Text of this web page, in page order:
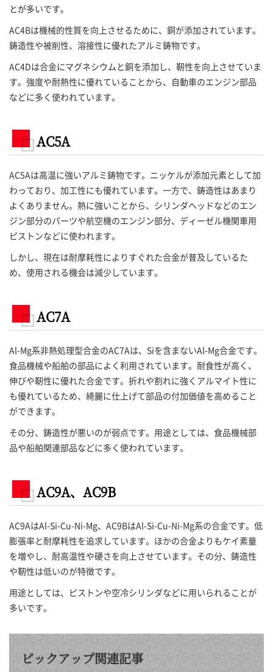
とが多いです。
AC4Bは機械的性質を向上させるために、銅が添加されています。
鋳造性や被削性、溶接性に優れたアルミ鋳物です。
AC4Dは合金にマグネシウムと銅を添加し、靭性を向上させていま
す。強度や耐熱性に優れていることから、自動車のエンジン部品
などに多く使われています。
AC5A
AC5Aは高温に強いアルミ鋳物です。ニッケルが添加元素として加
わっており、加工性にも優れています。一方で、鋳造性はあまり
よくありません。熱に強いことから、シリンダヘッドなどのエン
ジン部分のパーツや航空機のエンジン部分、ディーゼル機関車用
ピストンなどに使われます。
しかし、現在は耐摩耗性によりすぐれた合金が普及しているた
め、使用される機会は減少しています。
AC7A
Al-Mg系非熱処理型合金のAC7Aは、Siを含まないAl-Mg合金です。
食品機械や船舶の部品によく利用されています。耐食性が高く、
伸びや靭性に優れた合金です。折れや割れに強くアルマイト性に
も優れているため、綺麗に仕上げて部品の付加価値を高めること
ができます。
その分、鋳造性が悪いのが弱点です。用途としては、食品機械部
品や船舶関連部品などに多く使われています。
AC9A、AC9B
AC9AはAl-Si-Cu-Ni-Mg、AC9BはAl-Si-Cu-Ni-Mg系の合金です。低
膨張率と耐摩耗性を追求しています。ほかの合金よりもケイ素量
を増やし、耐高温性や硬さを向上させています。その分、鋳造性
や靭性は低いのが特徴です。
用途としては、ピストンや空冷シリンダなどに用いられることが
多いです。
ピックアップ関連記事